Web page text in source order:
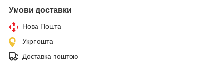
Умови доставки
Нова Пошта
Укрпошта
Доставка поштою